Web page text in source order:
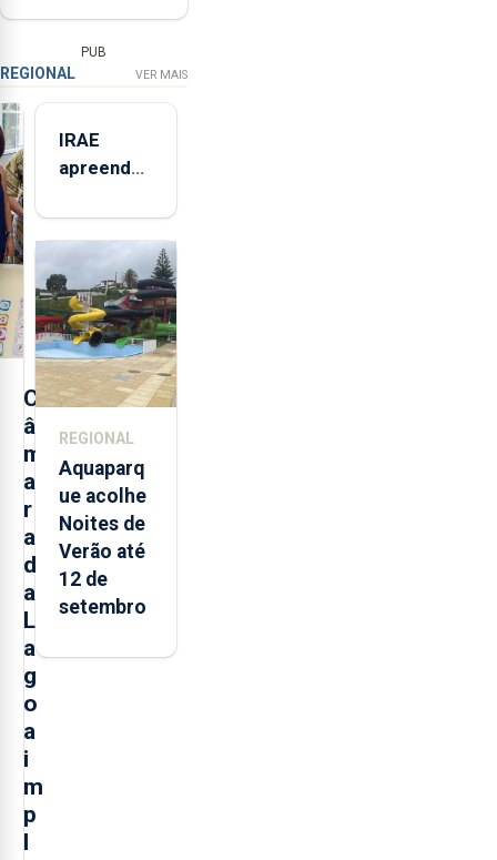
PUB
REGIONAL VER MAIS
C
â
m
a
r
a
d
a
L
a
g
o
a
i
m
p
l
IRAE
apreendeu
toneladas
de
alimentos
entre
2021 e
2025 nos
Açores
REGIONAL
Aquaparq
ue acolhe
Noites de
Verão até
12 de
setembro